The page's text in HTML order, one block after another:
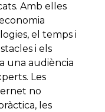
Amb elles
el temps i
i els
una audiència
Les
no
les